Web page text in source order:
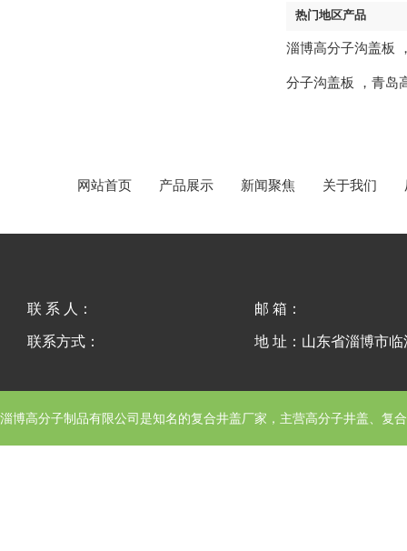
热门地区产品
淄博高分子沟盖板
分子沟盖板 ， 青岛
网站首页 产品展示 新闻聚焦 关于我们
联 系 人：
联系方式：
邮 箱：
地 址：山东省淄博市
淄博高分子制品有限公司是知名的复合井盖厂家，主营高分子井盖、复